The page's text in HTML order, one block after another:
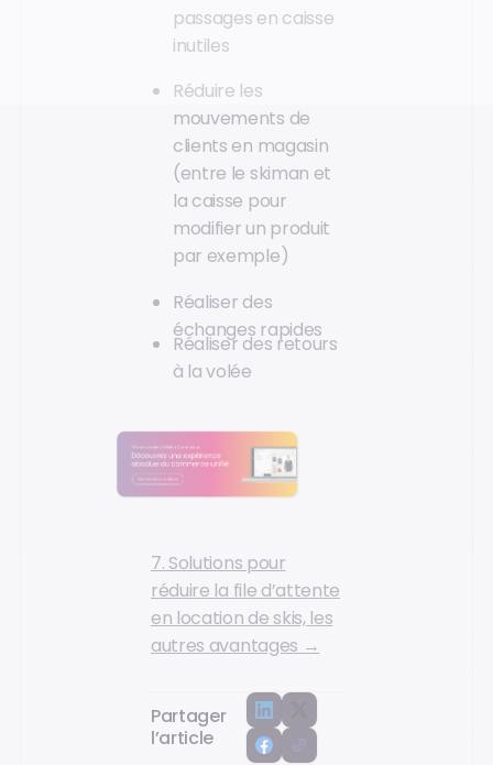
passages en caisse
inutiles
Réduire les
mouvements de
clients en magasin
(entre le skiman et
la caisse pour
modifier un produit
par exemple)
Réaliser des
échanges rapides
Réaliser des retours
à la volée
7. Solutions pour
réduire la file d’attente
en location de skis, les
autres avantages →
Partager
l’article